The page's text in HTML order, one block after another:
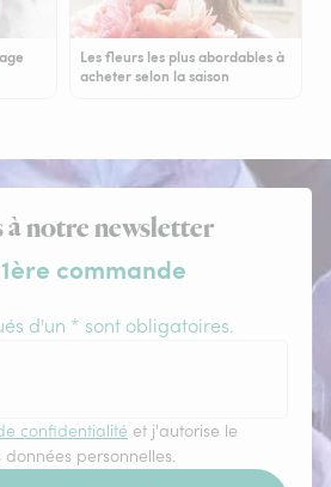
Les fleurs les plus abordables à
acheter selon la saison
notre newsletter
commande
d'un * sont obligatoires.
confidentialité et j'autorise le
personnelles.